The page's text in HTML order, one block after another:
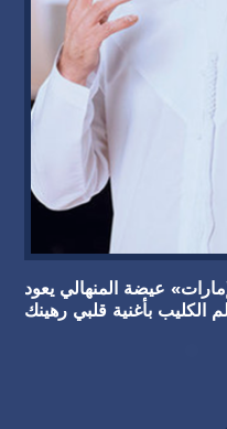
الإمارات» عيضة المنهالي يعود
الكليب بأغنية قلبي رهينك